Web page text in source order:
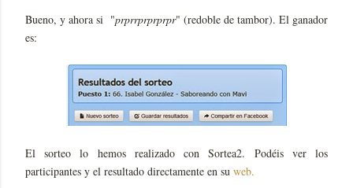
Bueno, y ahora si "prprrprprprpr" (redoble de tambor). El ganador
es:
El sorteo lo hemos realizado con Sortea2. Podéis ver los
participantes y el resultado directamente en su web.